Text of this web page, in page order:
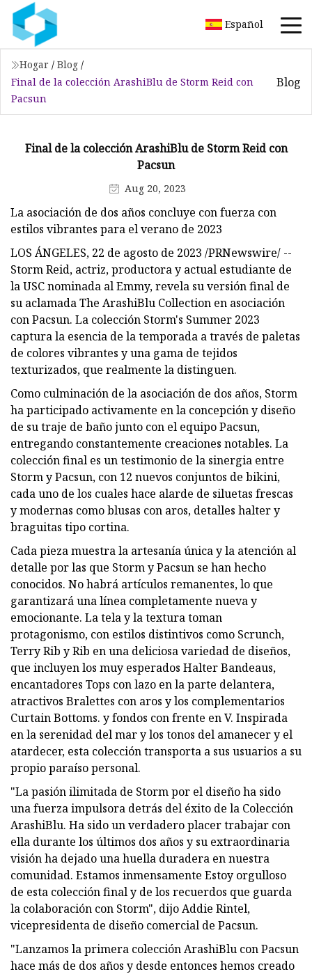
Español
Hogar / Blog /
Final de la colección ArashiBlu de Storm Reid con
Pacsun
Blog
Final de la colección ArashiBlu de Storm Reid con
Pacsun
Aug 20, 2023
La asociación de dos años concluye con fuerza con
estilos vibrantes para el verano de 2023
LOS ÁNGELES, 22 de agosto de 2023 /PRNewswire/ --
Storm Reid, actriz, productora y actual estudiante de
la USC nominada al Emmy, revela su versión final de
su aclamada The ArashiBlu Collection en asociación
con Pacsun. La colección Storm's Summer 2023
captura la esencia de la temporada a través de paletas
de colores vibrantes y una gama de tejidos
texturizados, que realmente la distinguen.
Como culminación de la asociación de dos años, Storm
ha participado activamente en la concepción y diseño
de su traje de baño junto con el equipo Pacsun,
entregando constantemente creaciones notables. La
colección final es un testimonio de la sinergia entre
Storm y Pacsun, con 12 nuevos conjuntos de bikini,
cada uno de los cuales hace alarde de siluetas frescas
y modernas como blusas con aros, detalles halter y
braguitas tipo cortina.
Cada pieza muestra la artesanía única y la atención al
detalle por las que Storm y Pacsun se han hecho
conocidos. No habrá artículos remanentes, lo que
garantizará una línea completamente nueva y
emocionante. La tela y la textura toman
protagonismo, con estilos distintivos como Scrunch,
Terry Rib y Rib en una deliciosa variedad de diseños,
que incluyen los muy esperados Halter Bandeaus,
encantadores Tops con lazo en la parte delantera,
atractivos Bralettes con aros y los complementarios
Curtain Bottoms. y fondos con frente en V. Inspirada
en la serenidad del mar y los tonos del amanecer y el
atardecer, esta colección transporta a sus usuarios a su
propio paraíso personal.
"La pasión ilimitada de Storm por el diseño ha sido
una fuerza impulsora detrás del éxito de la Colección
ArashiBlu. Ha sido un verdadero placer trabajar con
ella durante los últimos dos años y su extraordinaria
visión ha dejado una huella duradera en nuestra
comunidad. Estamos inmensamente Estoy orgulloso
de esta colección final y de los recuerdos que guarda
la colaboración con Storm", dijo Addie Rintel,
vicepresidenta de diseño comercial de Pacsun.
"Lanzamos la primera colección ArashiBlu con Pacsun
hace más de dos años y desde entonces hemos creado